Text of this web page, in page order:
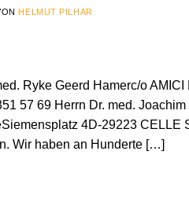
HELMUT PILHAR
Ryke Geerd Hamerc/o
57 69 Herrn Dr. med.
4D-29223 CELLE
Wir haben an Hunderte […]